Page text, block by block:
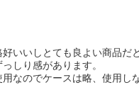
いいしとても良よい商品だ
しり感があります。
なのでケースは略、使用し
開発が進みケースもスマ